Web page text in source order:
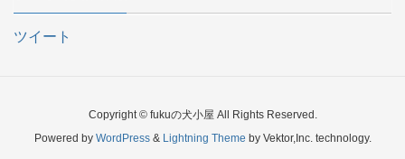
ツイート
Copyright © fukuの犬小屋 All Rights Reserved.
Powered by WordPress& Lightning Theme by Vektor,Inc. technology.